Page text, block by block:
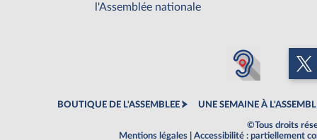
l'Assemblée nationale
BOUTIQUE DE L'ASSEMBLEE UNE SEMAINE À
©Tous droits
Mentions légales
Accessibilité : partiellement